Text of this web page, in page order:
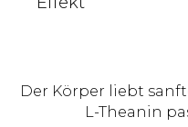
Der Körper liebt
L-Theanin